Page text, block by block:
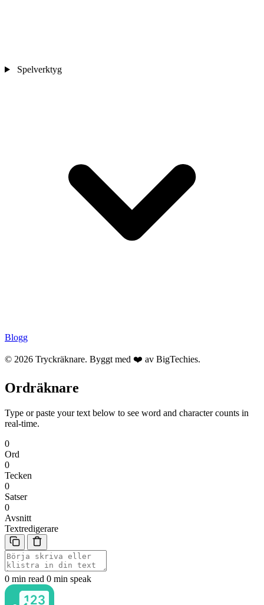
Spelverktyg
Blogg
© 2026 Tryckräknare. Byggt med ❤️ av BigTechies.
Ordräknare
Type or paste your text below to see word and character counts in
real-time.
0
Ord
0
Tecken
0
Satser
0
Avsnitt
Textredigerare
0 min read 0 min speak